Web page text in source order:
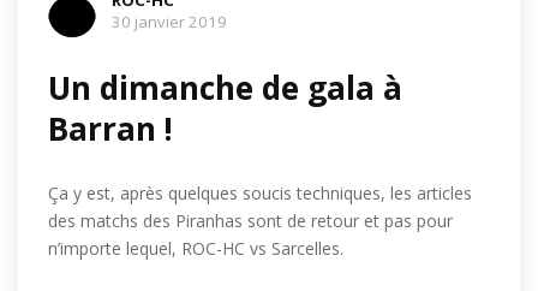
30 janvier 2019
Un dimanche de gala à
Barran !
Ça y est, après quelques soucis techniques, les articles
des matchs des Piranhas sont de retour et pas pour
n’importe lequel, ROC-HC vs Sarcelles.